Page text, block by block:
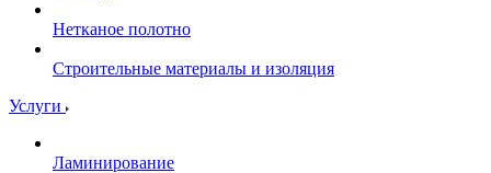
Нетканое полотно
Строительные материалы и изоляция
Услуги
Ламинирование